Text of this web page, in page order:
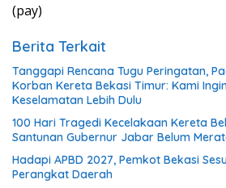
(pay)
Berita Terkait
Tanggapi Rencana Tugu Peringatan,
Korban Kereta Bekasi Timur: Kami
Keselamatan Lebih Dulu
100 Hari Tragedi Kecelakaan Kereta
Santunan Gubernur Jabar Belum
Hadapi APBD 2027, Pemkot Bekasi
Perangkat Daerah